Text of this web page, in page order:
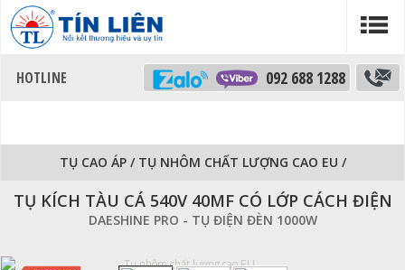
092 688 1288
TỤ CAO ÁP/ TỤ NHÔM CHẤT LƯỢNG CAO EU /
TỤ KÍCH TÀU CÁ 540V 40MF CÓ LỚP CÁCH ĐIỆN
DAESHINE PRO - TỤ ĐIỆN ĐÈN 1000W